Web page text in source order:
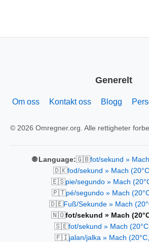
Generelt
Om oss Kontakt oss Blogg
© 2026 Omregner.org. Alle rettigheter
🌐 Language:🇬🇧fot/sekund »
🇩🇰fod/sekund » Mach
🇪🇸pie/segundo » Mach
🇵🇹pé/segundo » Mach
🇩🇪Fuß/Sekunde » Mach
🇳🇴fot/sekund » Mach
🇸🇪fot/sekund » Mach
🇫🇮jalan/jalka » Mach